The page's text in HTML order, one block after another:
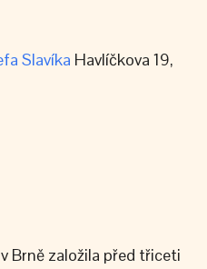
Slavíka Havlíčkova 19,
Brně založila před třiceti